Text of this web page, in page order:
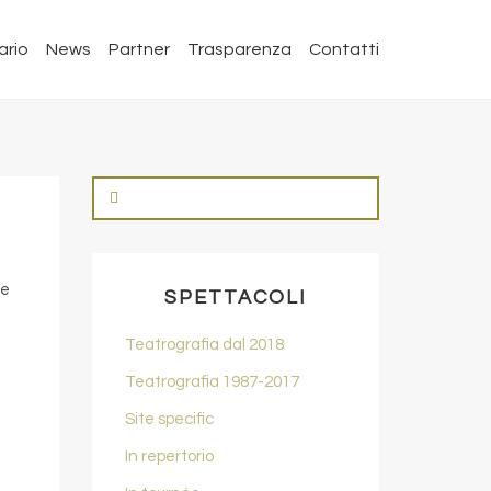
News Partner Trasparenza Contatti
SPETTACOLI
Teatrografia dal 2018
Teatrografia 1987-2017
Site specific
In repertorio